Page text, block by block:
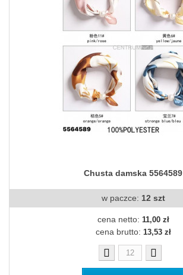
Chusta damska 5564589
w paczce: 12 szt
cena netto: 11,00 zł
cena brutto: 13,53 zł